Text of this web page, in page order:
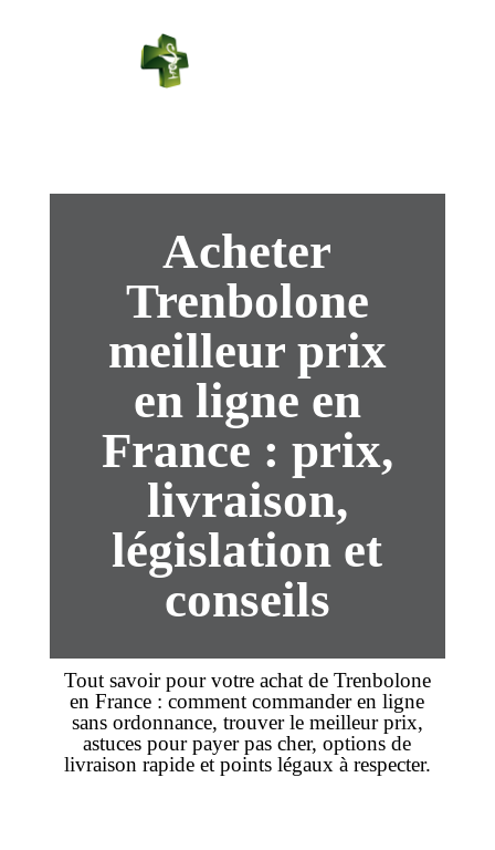
Acheter
Trenbolone
meilleur prix
en ligne en
France : prix,
livraison,
législation et
conseils
Tout savoir pour votre achatde Trenbolone
en France : commentcommander en ligne
sans ordonnance, trouver le meilleur prix,
astuces pour payerpas cher, options de
livraison rapideet points légaux à respecter.